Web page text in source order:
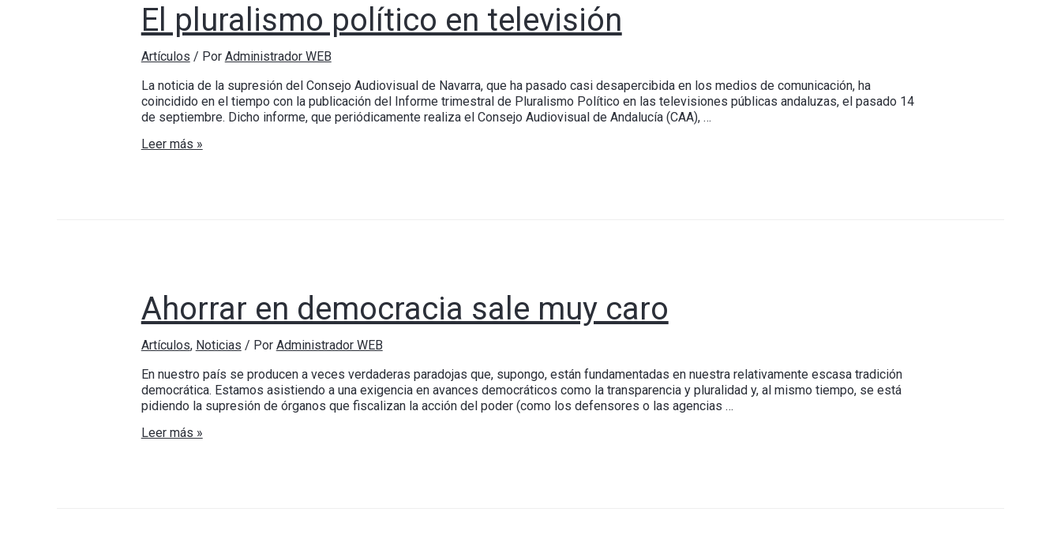
El pluralismo político en televisión
Artículos / Por Administrador WEB
La noticia de la supresión del Consejo Audiovisual de Navarra, que ha pasado casi desapercibida en los medios de comunicación, ha
coincidido en el tiempo con la publicación del Informe trimestral de Pluralismo Político en las televisiones públicas andaluzas, el pasado 14
de septiembre. Dicho informe, que periódicamente realiza el Consejo Audiovisual de Andalucía (CAA), …
Leer más »
Ahorrar en democracia sale muy caro
Artículos, Noticias / Por Administrador WEB
En nuestro país se producen a veces verdaderas paradojas que, supongo, están fundamentadas en nuestra relativamente escasa tradición
democrática. Estamos asistiendo a una exigencia en avances democráticos como la transparencia y pluralidad y, al mismo tiempo, se está
pidiendo la supresión de órganos que fiscalizan la acción del poder (como los defensores o las agencias …
Leer más »